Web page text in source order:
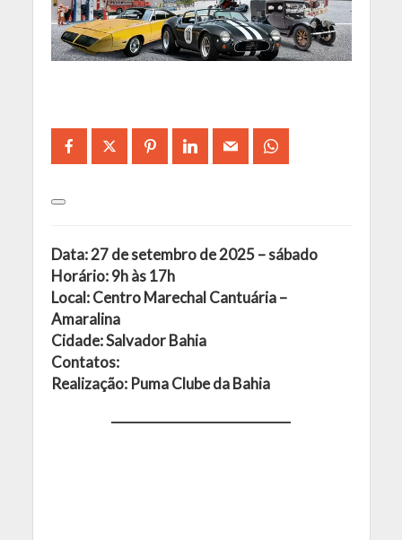
Data: 27 de setembro de 2025 – sábado
Horário: 9h às 17h
Local: Centro Marechal Cantuária –
Amaralina
Cidade: Salvador Bahia
Contatos:
Realização: Puma Clube da Bahia